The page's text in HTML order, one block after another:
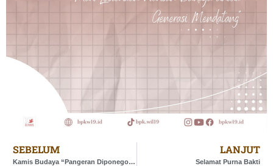
SEBELUM
Kamis Budaya “Pangeran Diponegoro”
LANJUT
Selamat Purna Bakti